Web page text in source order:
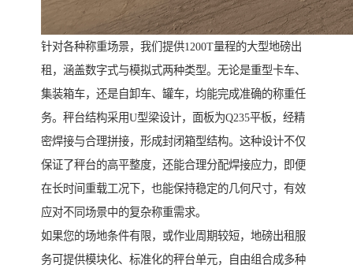
针对各种称重场景，我们提供1200T量程的大型地磅出
租，涵盖数字式与模拟式两种类型。无论是重型卡车、
集装箱车，还是自卸车、罐车，均能完成准确的称重任
务。秤台结构采用U型梁设计，面板为Q235平板，经精
密焊接与合理拼接，形成封闭箱型结构。这种设计不仅
保证了秤台的高平整度，还能合理分配焊接应力，即便
在长时间重载工况下，也能保持稳定的几何尺寸，有效
应对不同场景中的复杂称重需求。
如果您的场地条件有限，或作业周期较短，地磅出租服
务可提供模块化、标准化的秤台单元，自由组合成多种